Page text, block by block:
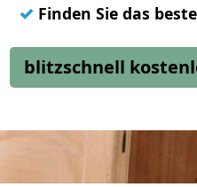
✓ Finden Sie das
blitzschnell